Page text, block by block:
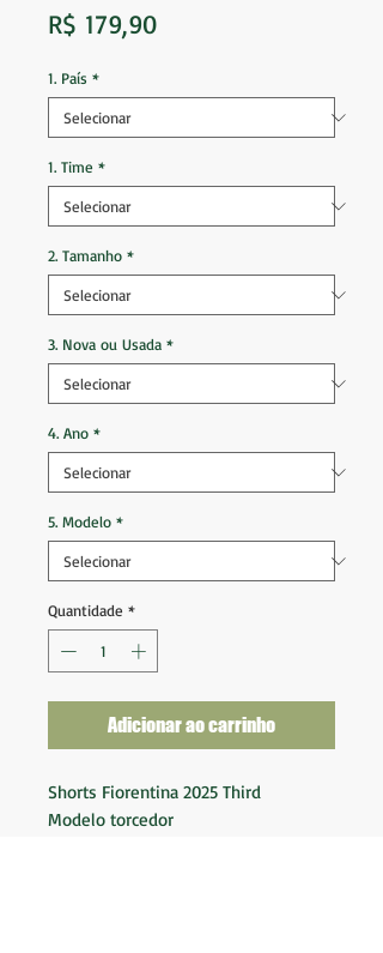
R$ 179,90Preço
1. País *
1. Time *
2. Tamanho *
3. Nova ou Usada *
4. Ano *
5. Modelo *
Quantidade *
Adicionar ao carrinho
Shorts Fiorentina 2025 Third
Modelo torcedor